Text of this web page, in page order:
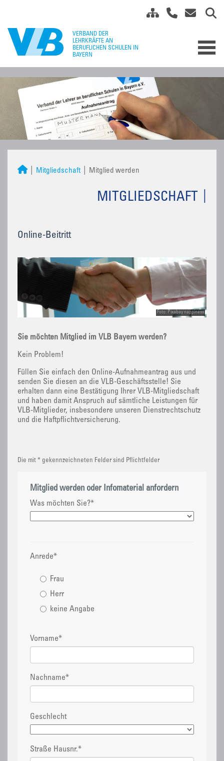
Mitgliedschaft Mitglied werden
MITGLIEDSCHAFT
Online-Beitritt
Foto: Pixabay nappiness
Sie möchten Mitglied im VLB Bayern werden?
Kein Problem!
Füllen Sie einfach den Online-Aufnahmeantrag aus und
senden Sie diesen an die VLB-Geschäftsstelle! Sie
erhalten dann eine Bestätigung Ihrer VLB-Mitgliedschaft
und haben damit Anspruch auf sämtliche Leistungen für
VLB-Mitglieder, insbesondere unseren Dienstrechtschutz
und die Haftpflichtversicherung.
Die mit * gekennzeichneten Felder sind Pflichtfelder
Mitglied werden oder Infomaterial anfordern
Was möchten Sie?*
Anrede*
Frau
Herr
keine Angabe
Vorname*
Nachname*
Geschlecht
Straße Hausnr.*